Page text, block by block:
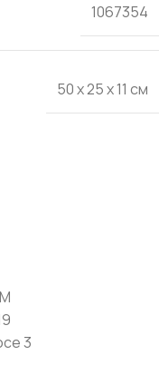
1067354
50 x 25 x 11 см
3